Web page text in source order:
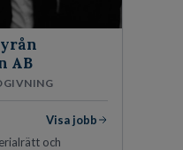
AB
Visa jobb
och